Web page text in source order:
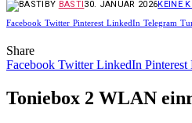
BY BASTI30. JANUAR 2026KEINE
Facebook Twitter Pinterest LinkedIn Telegram
Share
Facebook Twitter LinkedIn Pinterest
Toniebox 2 WLAN